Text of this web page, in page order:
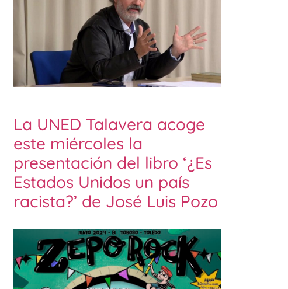
La UNED Talavera acoge
este miércoles la
presentación del libro ‘¿Es
Estados Unidos un país
racista?’ de José Luis Pozo